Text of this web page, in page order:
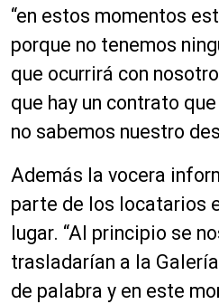
“en estos momentos
porque no tenemos
que ocurrirá con
que hay un contrato
no sabemos nuestro
Además la vocera
parte de los locatarios
lugar. “Al principio se
trasladarían a la
de palabra y en este